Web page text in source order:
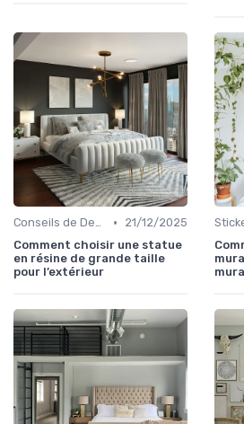
Conseils de Design d'Intérieur •
21/12/2025
Comment choisir une statue
en résine de grande taille
pour l’extérieur